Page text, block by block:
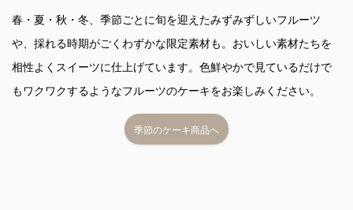
春・夏・秋・冬、季節ごとに旬を迎えたみずみずしいフルーツ
や、採れる時期がごくわずかな限定素材も。おいしい素材たちを
相性よくスイーツに仕上げています。色鮮やかで見ているだけで
もワクワクするようなフルーツのケーキをお楽しみください。
季節のケーキ商品へ